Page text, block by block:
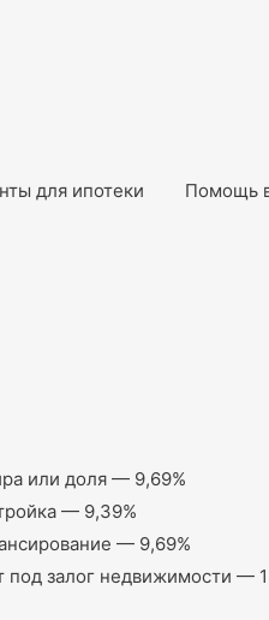
для ипотеки Помощь
или доля — 9,69%
— 9,39%
— 9,69%
под залог недвижимости —